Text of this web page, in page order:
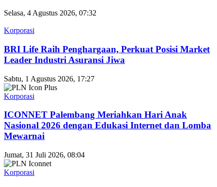
Selasa, 4 Agustus 2026, 07:32
Korporasi
BRI Life Raih Penghargaan, Perkuat Posisi Market
Leader Industri Asuransi Jiwa
Sabtu, 1 Agustus 2026, 17:27
Korporasi
ICONNET Palembang Meriahkan Hari Anak
Nasional 2026 dengan Edukasi Internet dan Lomba
Mewarnai
Jumat, 31 Juli 2026, 08:04
Korporasi